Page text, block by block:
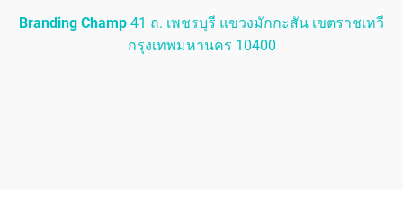
Branding Champ 41 ถ. เพชรบุรี แขวงมักกะสัน เขตราชเทวี
กรุงเทพมหานคร 10400